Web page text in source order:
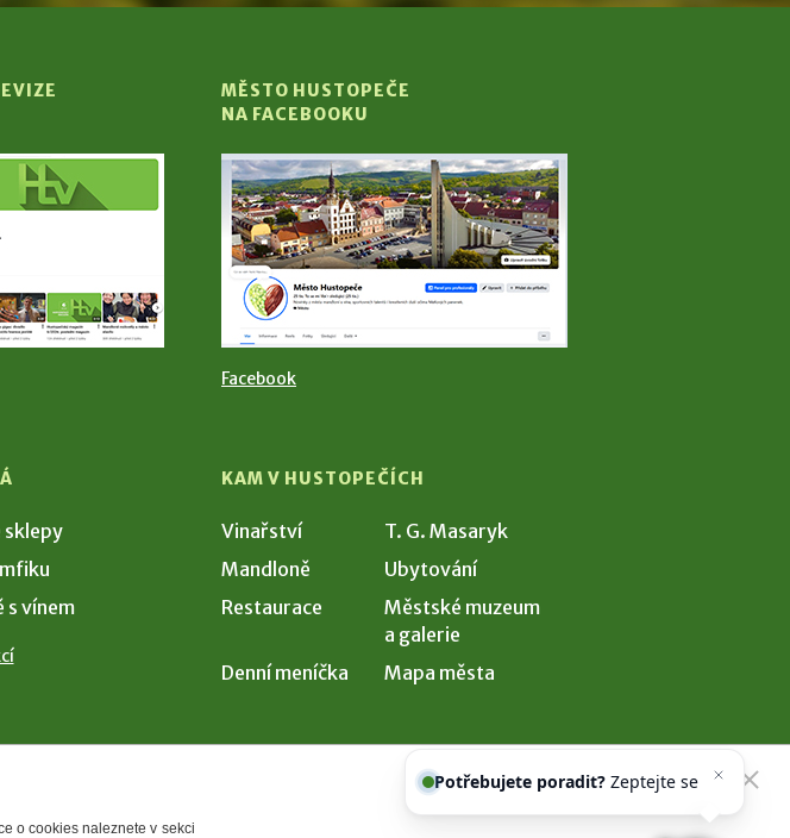
MĚSTO HUSTOPEČE
NA FACEBOOKU
Facebook
sklepy
s vínem
KAM V HUSTOPEČÍCH
Vinařství
T. G. Masaryk
Mandloně
Ubytování
Restaurace
Městské muzeum
a galerie
Denní meníčka
Mapa města
o cookies naleznete v sekci
našeho asistentaChe